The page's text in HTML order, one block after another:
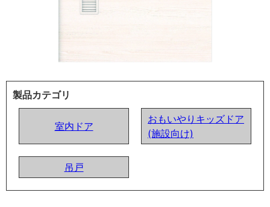
製品カテゴリ
室内ドア
おもいやりキッズドア
(施設向け)
吊戸